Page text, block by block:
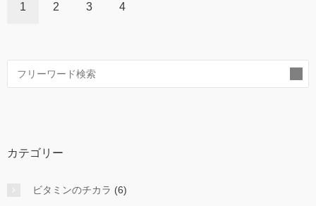
1 2 3 4
カテゴリー
ビタミンのチカラ (6)